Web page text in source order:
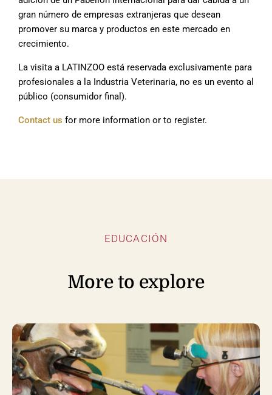
gran número de empresas extranjeras que desean
promover su marca y productos en este mercado en
crecimiento.
La visita a LATINZOO está reservada exclusivamente para
profesionales a la Industria Veterinaria, no es un evento al
público (consumidor final).
Contact us for more information or to register.
EDUCACIÓN
More to explore